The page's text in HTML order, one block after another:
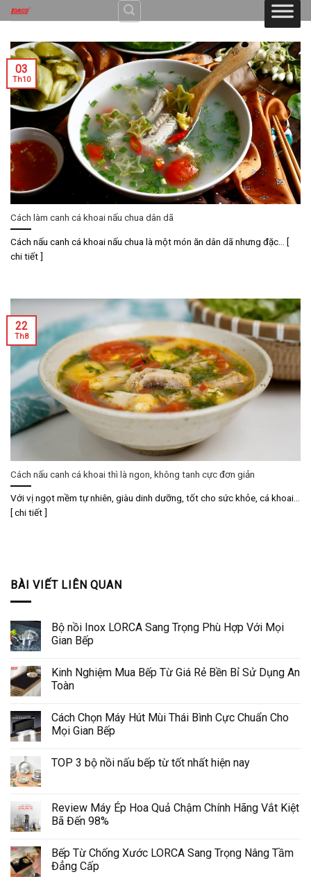
Skip
to
content
Cách làm canh cá khoai nấu chua dân dã
Cách nấu canh cá khoai nấu chua là một món ăn dân dã nhưng đặc... [
chi tiết ]
03
Th10
Cách nấu canh cá khoai thì là ngon, không tanh cực đơn giản
Với vị ngọt mềm tự nhiên, giàu dinh dưỡng, tốt cho sức khỏe, cá khoai...
[ chi tiết ]
22
Th8
BÀI VIẾT LIÊN QUAN
Bộ nồi Inox LORCA Sang Trọng Phù Hợp Với Mọi
Gian Bếp
Kinh Nghiệm Mua Bếp Từ Giá Rẻ Bền Bỉ Sử Dụng An
Toàn
Cách Chọn Máy Hút Mùi Thái Bình Cực Chuẩn Cho
Mọi Gian Bếp
TOP 3 bộ nồi nấu bếp từ tốt nhất hiện nay
Review Máy Ép Hoa Quả Chậm Chính Hãng Vắt Kiệt
Bã Đến 98%
Bếp Từ Chống Xước LORCA Sang Trọng Nâng Tầm
Đẳng Cấp